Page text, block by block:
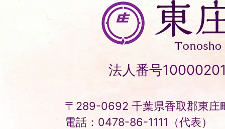
東
庄
町
Tonosho
Town
法人番号
〒289-0692 千葉県香取郡東庄
電話：0478-86-1111（代表）